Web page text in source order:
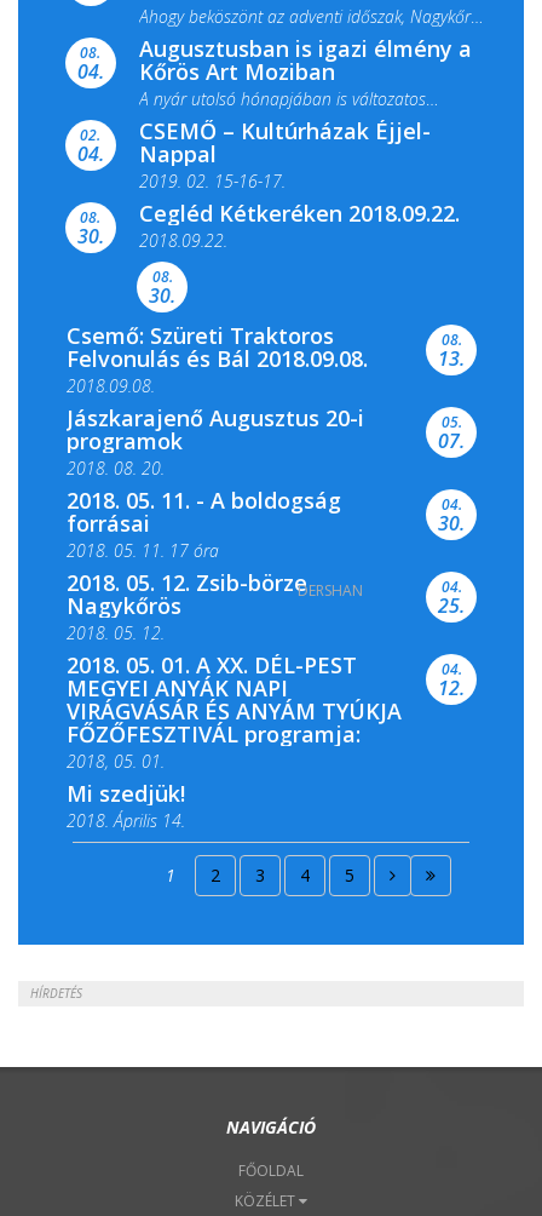
Ahogy beköszönt az adventi időszak, Nagykőrös
ismét megtelik ünnepi fénnyel és közös...
08.
04.
Augusztusban is igazi élmény a
Kőrös Art Moziban
A nyár utolsó hónapjában is változatos
filmkínálattal, családi...
02.
04.
CSEMŐ – Kultúrházak Éjjel-
Nappal
2019. 02. 15-16-17.
Színes és tartalmas programokkal várja a
Csemői Községi Könyvtár és...
08.
30.
Cegléd Kétkeréken 2018.09.22.
2018.09.22.
08.
30.
Csemő: Szüreti Traktoros
Felvonulás és Bál 2018.09.08.
2018.09.08.
08.
13.
Jászkarajenő Augusztus 20-i
programok
2018. 08. 20.
05.
07.
2018. 05. 11. - A boldogság
forrásai
2018. 05. 11. 17 óra
2018. 05. 11. 19 óra
04.
30.
2018. 05. 12. Zsib-börze
Nagykőrös
2018. 05. 12.
04.
25.
2018. 05. 01. A XX. DÉL-PEST
MEGYEI ANYÁK NAPI
VIRÁGVÁSÁR ÉS ANYÁM TYÚKJA
FŐZŐFESZTIVÁL programja:
2018, 05. 01.
04.
12.
Mi szedjük!
2018. Április 14.
2018. Április 15.
1 2 3 4 5
HÍRDETÉS
NAVIGÁCIÓ
FŐOLDAL
KÖZÉLET
DERSHAN